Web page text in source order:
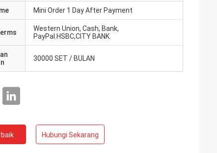
Mini Order 1 Day After Payment
Western Union, Cash, Bank,
PayPal.HSBC,CITY BANK.
30000 SET / BULAN
Hubungi Sekarang